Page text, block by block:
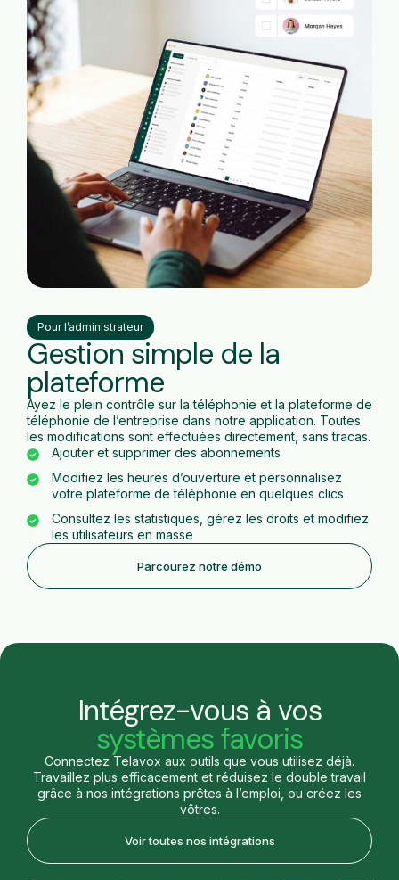
Pour l’administrateur
Gestion simple de la
plateforme
Ayez le plein contrôle sur la téléphonie et la plateforme de
téléphonie de l’entreprise dans notre application. Toutes
les modifications sont effectuées directement, sans tracas.
Ajouter et supprimer des abonnements
Modifiez les heures d’ouverture et personnalisez
votre plateforme de téléphonie en quelques clics
Consultez les statistiques, gérez les droits et modifiez
les utilisateurs en masse
Parcourez notre démo
Intégrez-vous à vos
systèmes favoris
Connectez Telavox aux outils que vous utilisez déjà.
Travaillez plus efficacement et réduisez le double travail
grâce à nos intégrations prêtes à l’emploi, ou créez les
vôtres.
Voir toutes nos intégrations